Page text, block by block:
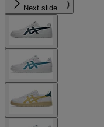
Next slide